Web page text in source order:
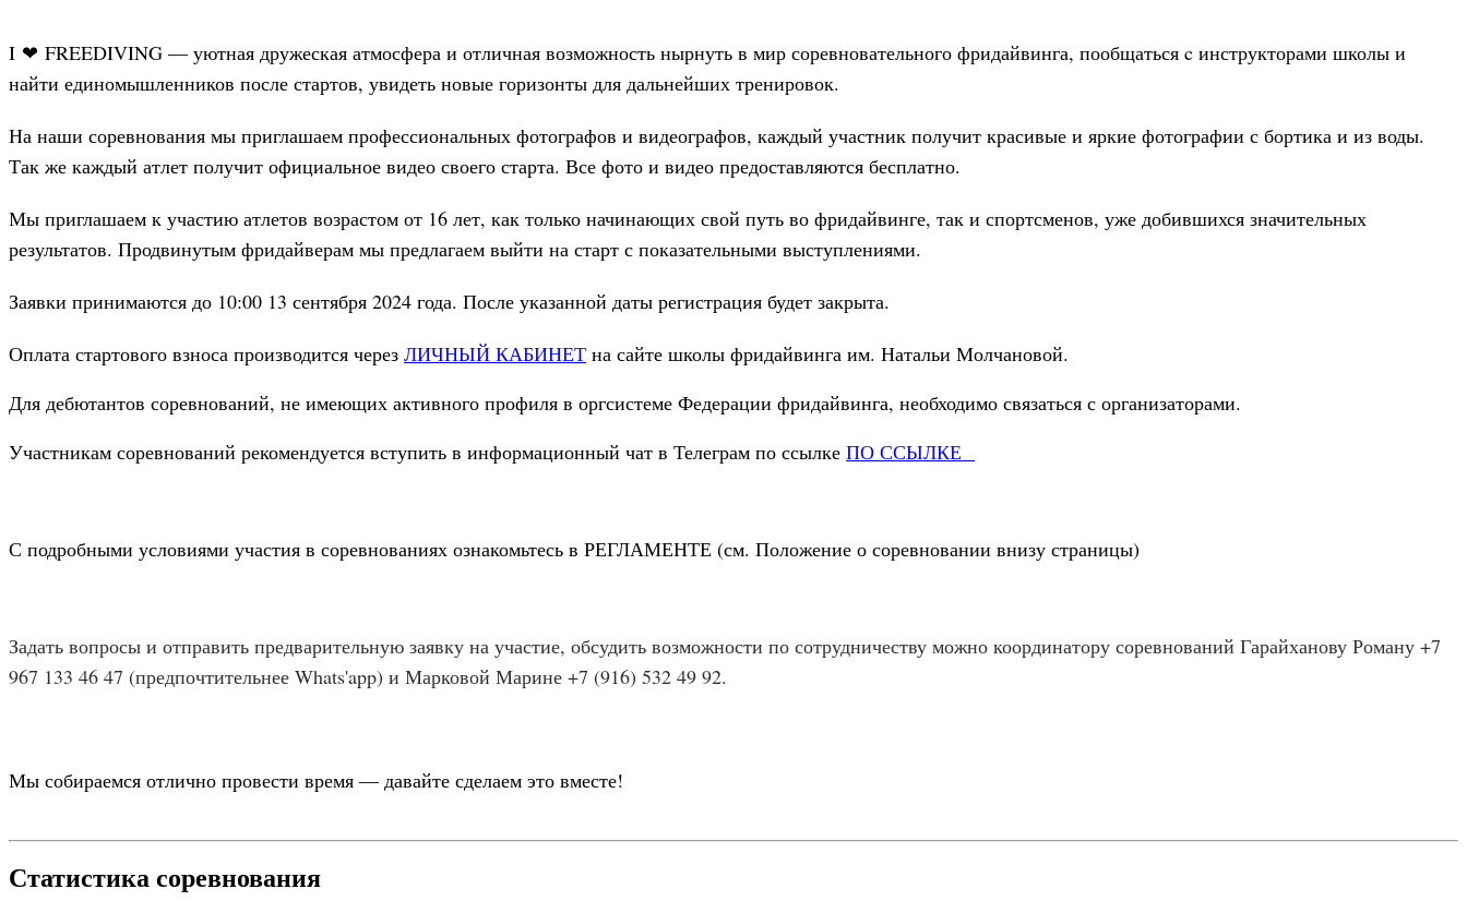
I ❤ FREEDIVING — уютная дружеская атмосфера и отличная возможность нырнуть в мир соревновательного фридайвинга, пообщаться c инструкторами школы и
найти единомышленников после стартов, увидеть новые горизонты для дальнейших тренировок.
На наши соревнования мы приглашаем профессиональных фотографов и видеографов, каждый участник получит красивые и яркие фотографии с бортика и из воды.
Так же каждый атлет получит официальное видео своего старта. Все фото и видео предоставляются бесплатно.
Мы приглашаем к участию атлетов возрастом от 16 лет, как только начинающих свой путь во фридайвинге, так и спортсменов, уже добившихся значительных
результатов. Продвинутым фридайверам мы предлагаем выйти на старт с показательными выступлениями.
Заявки принимаются до 10:00 13 сентября 2024 года. После указанной даты регистрация будет закрыта.
Оплата стартового взноса производится через ЛИЧНЫЙ КАБИНЕТ на сайте школы фридайвинга им. Натальи Молчановой.
Для дебютантов соревнований, не имеющих активного профиля в оргсистеме Федерации фридайвинга, необходимо связаться с организаторами.
Участникам соревнований рекомендуется вступить в информационный чат в Телеграм по ссылке ПО ССЫЛКЕ
С подробными условиями участия в соревнованиях ознакомьтесь в РЕГЛАМЕНТЕ (см. Положение о соревновании внизу страницы)
Задать вопросы и отправить предварительную заявку на участие, обсудить возможности по сотрудничеству можно координатору соревнований Гарайханову Роману +7
967 133 46 47 (предпочтительнее Whats'app) и Марковой Марине +7 (916) 532 49 92.
Мы собираемся отлично провести время — давайте сделаем это вместе!
Статистика соревнования